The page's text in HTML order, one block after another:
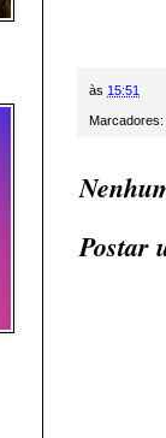
às 15:51
Marcadores:
Postar